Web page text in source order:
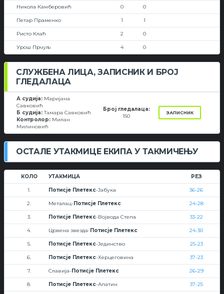
Никола Камберовић 0 0
Петар Праменко 1 1
Ристо Клаћ 2 0
Урош Прчуљ 4 0
СЛУЖБЕНА ЛИЦА, ЗАПИСНИК И БРОЈ
ГЛЕДАЛАЦА
А судија: Маријана
Савковић
Б судија:Тамара Савковић
Контролор: Милан
Милиновић
Број гледалаца:
150
ЗАПИСНИК
ОСТАЛЕ УТАКМИЦЕ ЕКИПА У ТАКМИЧЕЊУ
КОЛО УТАКМИЦА РЕЗ
1. Потисје Плетекс-Јабука 36-26
2. Металац-Потисје Плетекс 24-28
3. Потисје Плетекс-Војвода Степа 33-22
4. Црвена звезда-Потисје Плетекс 24-30
5. Потисје Плетекс-Јединство 25-23
6. Потисје Плетекс-Херцеговина 37-23
7. Славија-Потисје Плетекс 26-29
8. Потисје Плетекс-Апатин 37-25